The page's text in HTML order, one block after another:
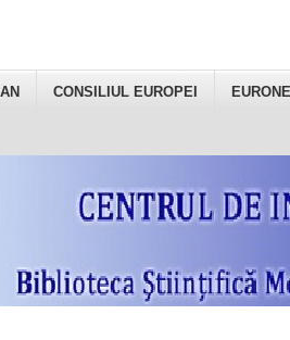
CONSILIUL EUROPEI